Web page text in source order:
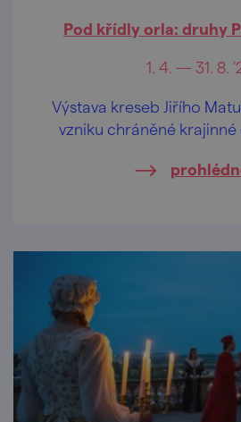
Pod křídly orla: druhy
1. 4. — 31. 8.
Výstava kreseb Jiřího
vzniku chráněné krajinné